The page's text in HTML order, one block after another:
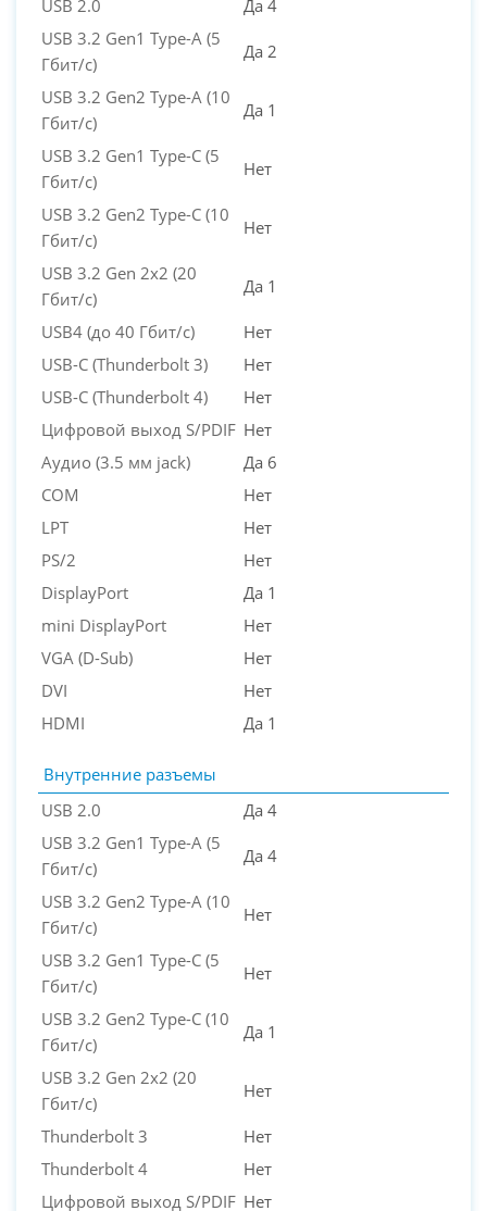
USB 2.0
Да 4
USB 3.2 Gen1 Type-A (5
Гбит/с)
Да 2
USB 3.2 Gen2 Type-A (10
Гбит/с)
Да 1
USB 3.2 Gen1 Type-C (5
Гбит/с)
Нет
USB 3.2 Gen2 Type-C (10
Гбит/с)
Нет
USB 3.2 Gen 2x2 (20
Гбит/с)
Да 1
USB4 (до 40 Гбит/с)
Нет
USB-C (Thunderbolt 3)
Нет
USB-C (Thunderbolt 4)
Нет
Цифровой выход S/PDIF Нет
Аудио (3.5 мм jack)
Да 6
COM
Нет
LPT
Нет
PS/2
Нет
DisplayPort
Да 1
mini DisplayPort
Нет
VGA (D-Sub)
Нет
DVI
Нет
HDMI
Да 1
Внутренние разъемы
USB 2.0
Да 4
USB 3.2 Gen1 Type-A (5
Гбит/с)
Да 4
USB 3.2 Gen2 Type-A (10
Гбит/с)
Нет
USB 3.2 Gen1 Type-C (5
Гбит/с)
Нет
USB 3.2 Gen2 Type-C (10
Гбит/с)
Да 1
USB 3.2 Gen 2x2 (20
Гбит/с)
Нет
Thunderbolt 3
Нет
Thunderbolt 4
Нет
Цифровой выход S/PDIF Нет